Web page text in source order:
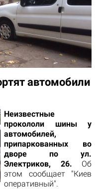
автомобили
Неизвестные
прокололи шины у
автомобилей,
припаркованных во
дворе по ул.
Электриков, 26. Об
этом сообщает "Киев
оперативный".